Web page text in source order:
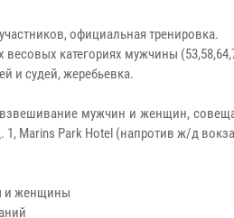
официальная тренировка.
категориях мужчины
и судей, жеребьевка.
мужчин и женщин,
1, Marins Park Hotel (напротив ж/д
и женщины